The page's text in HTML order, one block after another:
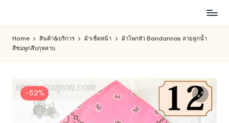
content
สินค้า
รัก
การ
Home สินค้า&บริการ ผ้าเช็ดหน้า
ผ้าโพกหัว Bandannas ลายลูกน้ำ
สีชมพูกลีบกุหลาบ
-52%